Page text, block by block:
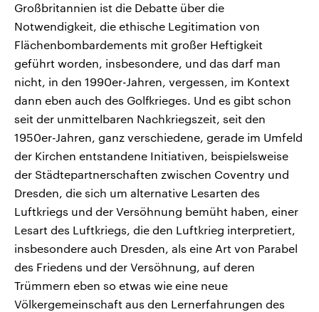
Großbritannien ist die Debatte über die
Notwendigkeit, die ethische Legitimation von
Flächenbombardements mit großer Heftigkeit
geführt worden, insbesondere, und das darf man
nicht, in den 1990er-Jahren, vergessen, im Kontext
dann eben auch des Golfkrieges. Und es gibt schon
seit der unmittelbaren Nachkriegszeit, seit den
1950er-Jahren, ganz verschiedene, gerade im Umfeld
der Kirchen entstandene Initiativen, beispielsweise
der Städtepartnerschaften zwischen Coventry und
Dresden, die sich um alternative Lesarten des
Luftkriegs und der Versöhnung bemüht haben, einer
Lesart des Luftkriegs, die den Luftkrieg interpretiert,
insbesondere auch Dresden, als eine Art von Parabel
des Friedens und der Versöhnung, auf deren
Trümmern eben so etwas wie eine neue
Völkergemeinschaft aus den Lernerfahrungen des